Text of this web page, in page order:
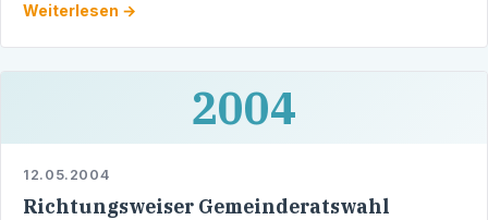
Weiterlesen →
2004
12.05.2004
Richtungsweiser Gemeinderatswahl